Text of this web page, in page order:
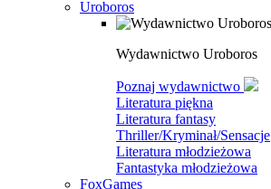
Uroboros
Wydawnictwo Uroboros
Poznaj wydawnictwo
Literatura piękna
Literatura fantasy
Thriller/Kryminał/Sensacje
Literatura młodzieżowa
Fantastyka młodzieżowa
FoxGames